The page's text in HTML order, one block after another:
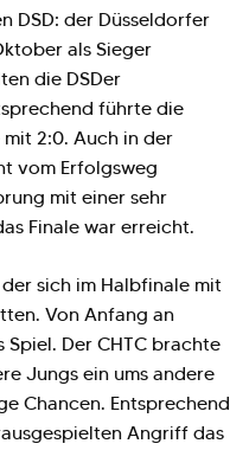
DSD: der Düsseldorfer
als Sieger
die DSDer
führte die
2:0. Auch in der
vom Erfolgsweg
mit einer sehr
Finale war erreicht.
sich im Halbfinale mit
Von Anfang an
Der CHTC brachte
Jungs ein ums andere
Chancen. Entsprechend
Angriff das